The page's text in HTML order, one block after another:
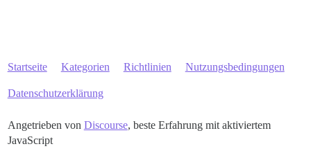
Startseite Kategorien Richtlinien Nutzungsbedingungen
Datenschutzerklärung
Angetrieben von Discourse, beste Erfahrung mit aktiviertem
JavaScript